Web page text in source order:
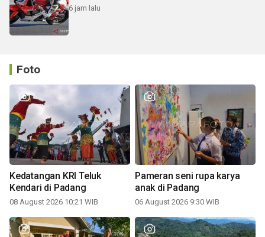
6 jam lalu
Foto
Kedatangan KRI Teluk
Kendari di Padang
08 August 2026 10:21 WIB
Pameran seni rupa karya
anak di Padang
06 August 2026 9:30 WIB